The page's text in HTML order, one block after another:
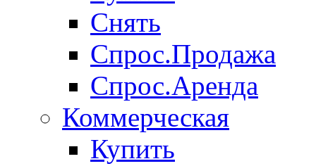
Снять
Спрос.Продажа
Спрос.Аренда
Коммерческая
Купить